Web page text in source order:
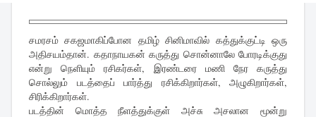
சமரசம் சகஜமாகிப்போன தமிழ் சினிமாவில் கத்துக்குட்டி ஒரு
அதிசயம்தான். கதாநாயகன் கருத்து சொன்னாலே போரடிக்குது
என்று நெளியும் ரசிகர்கள், இரண்டரை மணி நேர கருத்து
சொல்லும் படத்தைப் பார்த்து ரசிக்கிறார்கள், அழுகிறார்கள்,
சிரிக்கிறார்கள்.
படத்தின் மொத்த நீளத்துக்குள் அச்சு அசலான மூன்று